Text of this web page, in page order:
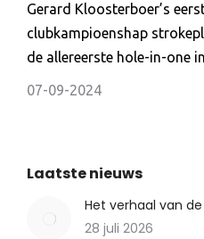
Gerard Kloosterboer’s
clubkampioenshap
de allereerste hole-in-one
07-09-2024
Laatste nieuws
Het verhaal van
28 juli 2026